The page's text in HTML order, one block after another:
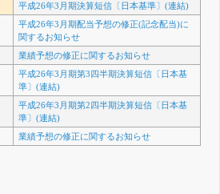
平成26年3月期決算短信〔日本基準〕(連結)
平成26年3月期配当予想の修正(記念配当)に
関するお知らせ
業績予想の修正に関するお知らせ
平成26年3月期第3四半期決算短信〔日本基
準〕(連結)
平成26年3月期第2四半期決算短信〔日本基
準〕(連結)
業績予想の修正に関するお知らせ